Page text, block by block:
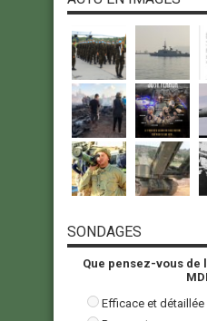
SONDAGES
Que pensez-vous
Efficace et détaillée